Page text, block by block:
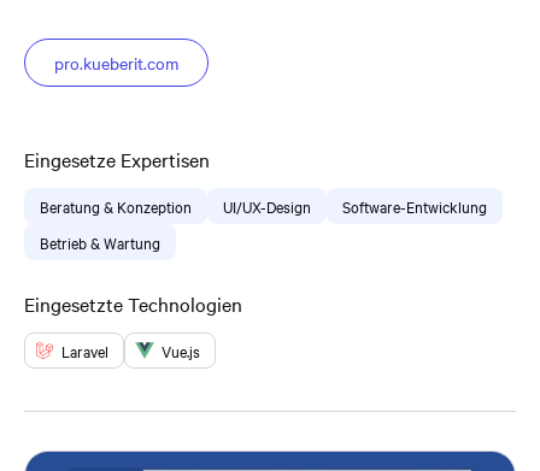
pro.kueberit.com
Eingesetze Expertisen
Beratung & Konzeption UI/UX-Design
Software-Entwicklung
Betrieb & Wartung
Eingesetzte Technologien
Laravel Vue.js